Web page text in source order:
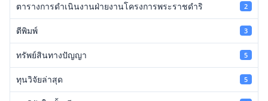
ตารางการดำเนินงานฝ่ายงานโครงการพระราชดำริ 2
ตีพิมพ์ 3
ทรัพย์สินทางปัญญา 5
ทุนวิจัยล่าสุด 5